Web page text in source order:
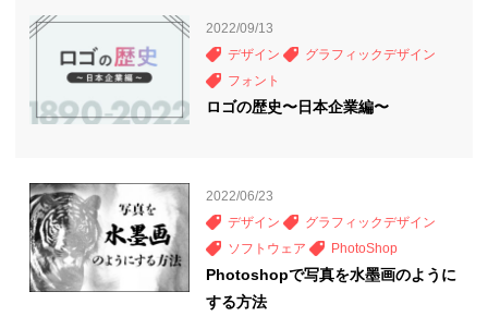
2022/09/13
デザイン
グラフィックデザイン
フォント
ロゴの歴史〜日本企業編〜
2022/06/23
デザイン
グラフィックデザイン
ソフトウェア
PhotoShop
Photoshopで写真を水墨画のように
する方法